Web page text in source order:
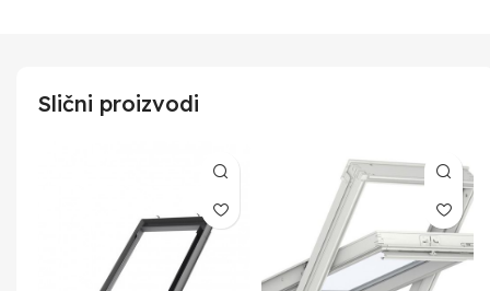
Slični proizvodi